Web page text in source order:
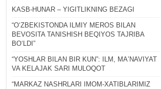
KASB-HUNAR – YIGITLIKNING BEZAGI
“OʻZBEKISTONDA ILMIY MEROS BILAN
BEVOSITA TANISHISH BEQIYOS TAJRIBA
BOʻLDI”
“YOSHLAR BILAN BIR KUN”: ILM, MAʼNAVIYAT
VA KELAJAK SARI MULOQOT
“MARKAZ NASHRLARI IMOM-XATIBLARIMIZ